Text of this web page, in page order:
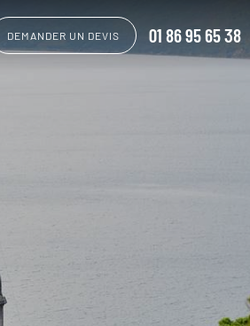
DEMANDER UN DEVIS 01 86 95 65 38